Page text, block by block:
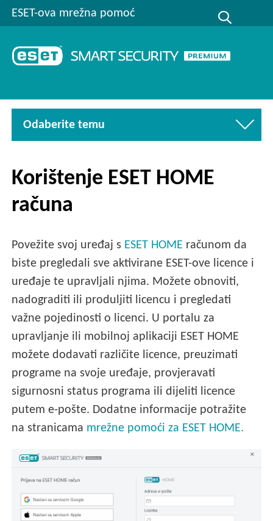
ESET-ova mrežna pomoć
Odaberite temu
Korištenje ESET HOME
računa
Povežite svoj uređaj s ESET HOME računom da
biste pregledali sve aktivirane ESET-ove licence i
uređaje te upravljali njima. Možete obnoviti,
nadograditi ili produljiti licencu i pregledati
važne pojedinosti o licenci. U portalu za
upravljanje ili mobilnoj aplikaciji ESET HOME
možete dodavati različite licence, preuzimati
programe na svoje uređaje, provjeravati
sigurnosni status programa ili dijeliti licence
putem e-pošte. Dodatne informacije potražite
na stranicama mrežne pomoći za ESET HOME.